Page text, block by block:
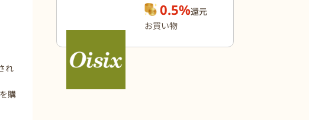
れ
購
0.5%還元
お買い物